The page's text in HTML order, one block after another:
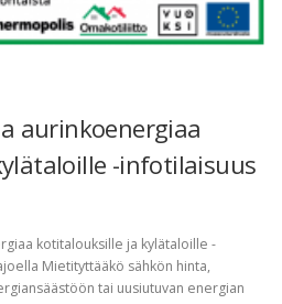
aurinkoenergiaa
-infotilaisuus
kotitalouksille ja kylätaloille -
Mietityttääkö sähkön hinta,
tai uusiutuvan energian